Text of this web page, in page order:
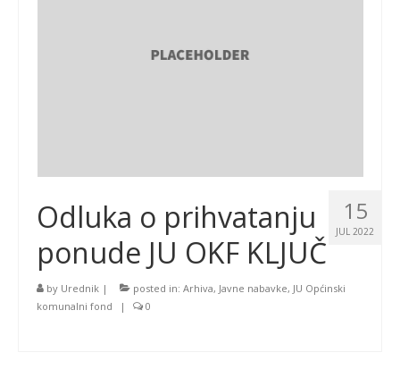
15
JUL 2022
Odluka o prihvatanju
ponude JU OKF KLJUČ
by Urednik | posted in: Arhiva, Javne nabavke, JU Općinski
komunalni fond
| 0